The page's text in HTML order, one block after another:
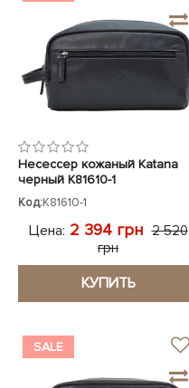
Несессер кожаный Katana
черный K81610-1
Код:K81610-1
Цена: 2 394 грн 2 520
грн
КУПИТЬ
SALE